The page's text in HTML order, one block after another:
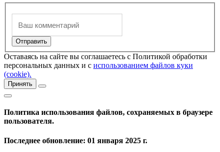
Оставаясь на сайте вы соглашаетесь с Политикой обработки
персональных данных и с использованием файлов куки
(cookie).
Принять
Политика использования файлов, сохраняемых в браузере
пользователя.
Последнее обновление: 01 января 2025 г.